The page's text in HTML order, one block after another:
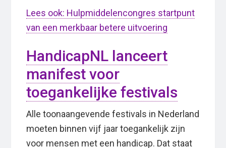
Lees ook: Hulpmiddelencongres startpunt
van een merkbaar betere uitvoering
HandicapNL lanceert
manifest voor
toegankelijke festivals
Alle toonaangevende festivals in Nederland
moeten binnen vijf jaar toegankelijk zijn
voor mensen met een handicap. Dat staat